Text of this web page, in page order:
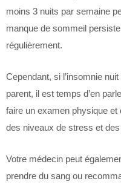
moins 3 nuits par semaine
manque de sommeil
régulièrement.
Cependant, si l’insomnie
parent, il est temps d’en
faire un examen physique
des niveaux de stress et
Votre médecin peut
prendre du sang ou